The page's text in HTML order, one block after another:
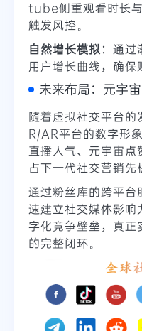
tube侧重观看时长
触发风控。
自然增长模拟 ：通过
用户增长曲线，确保
未来布局：元宇
随着虚拟社交平台
R/AR平台的数字形
直播人气、元宇宙
占下一代社交营销先
通过粉丝库的跨平台
速建立社交媒体影响
字化竞争壁垒，真正
的完整闭环。